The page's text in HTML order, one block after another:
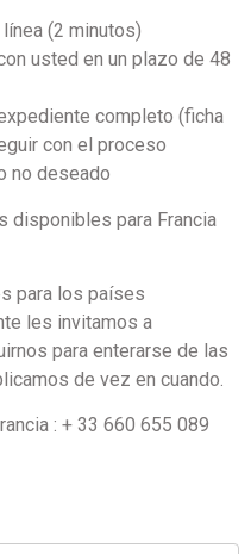
(2 minutos)
usted en un plazo de 48
completo (ficha
con el proceso
no deseado
disponibles para Francia
para los países
les invitamos a
para enterarse de las
de vez en cuando.
: + 33 660 655 089